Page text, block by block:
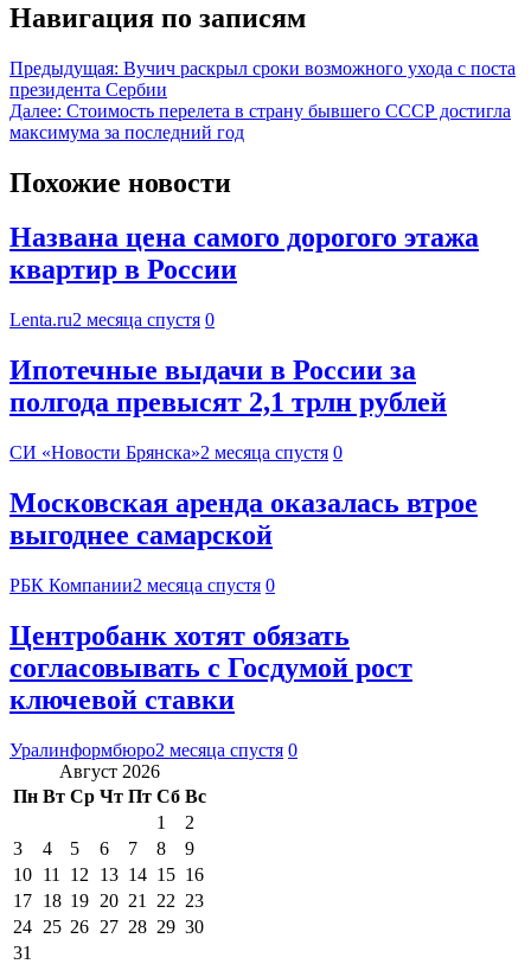
Навигация по записям
Предыдущая: Вучич раскрыл сроки возможного ухода с поста
президента Сербии
Далее: Стоимость перелета в страну бывшего СССР достигла
максимума за последний год
Похожие новости
Названа цена самого дорогого этажа
квартир в России
Lenta.ru2 месяца спустя 0
Ипотечные выдачи в России за
полгода превысят 2,1 трлн рублей
СИ «Новости Брянска»2 месяца спустя 0
Московская аренда оказалась втрое
выгоднее самарской
РБК Компании2 месяца спустя 0
Центробанк хотят обязать
согласовывать с Госдумой рост
ключевой ставки
Уралинформбюро2 месяца спустя 0
Август 2026
Пн Вт Ср Чт Пт Сб Вс
1
2
3
4 5 6 7 8
9
10 11 12 13 14 15 16
17 18 19 20 21 22 23
24 25 26 27 28 29 30
31